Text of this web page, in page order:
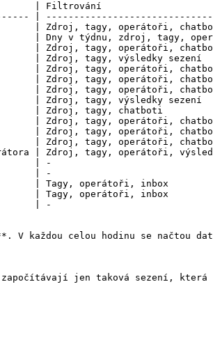
| Filtrování
|
| Zdroj, tagy, operátoři,
v týdnu, zdroj, tagy,
| Zdroj, tagy, operátoři,
| Zdroj, tagy, výsledky
| Zdroj, tagy, operátoři,
| Zdroj, tagy, operátoři,
| Zdroj, tagy, operátoři,
| Zdroj, tagy, výsledky
| Zdroj, tagy, chatboti
| Zdroj, tagy, operátoři,
| Zdroj, tagy,
| Zdroj, tagy,
operátora | Zdroj, tagy,
| -
| -
| Tagy, operátoři,
| Tagy, operátoři,
| -
V každou celou hodinu se načtou
jen taková sezení,